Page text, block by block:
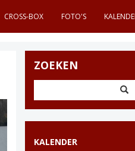
CROSS-BOX FOTO'S
ZOEKEN
KALENDER